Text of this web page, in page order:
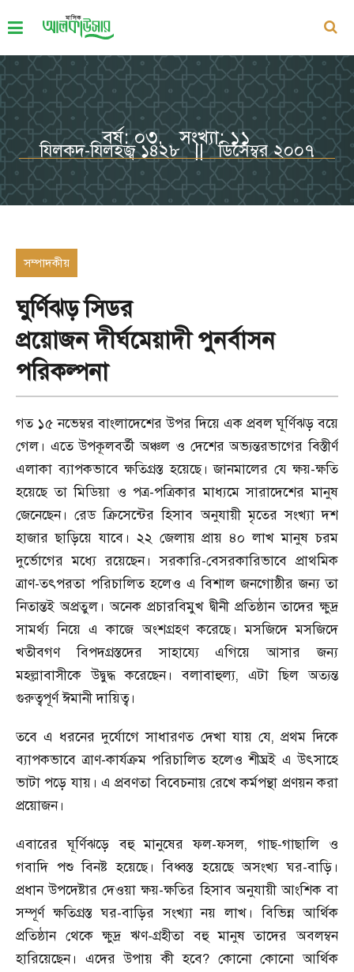
বর্ষ: ০৩, সংখ্যা: ১১
যিলকদ-যিলহজ্ব ১৪২৮ || ডিসেম্বর ২০০৭
সম্পাদকীয়
ঘুর্ণিঝড় সিডর
প্রয়োজন দীর্ঘমেয়াদী পুনর্বাসন
পরিকল্পনা
গত ১৫ নভেম্বর বাংলাদেশের উপর দিয়ে এক প্রবল ঘূর্ণিঝড় বয়ে
গেল। এতে উপকূলবর্তী অঞ্চল ও দেশের অভ্যন্তরভাগের বিস্তীর্ণ
এলাকা ব্যাপকভাবে ক্ষতিগ্রস্ত হয়েছে। জানমালের যে ক্ষয়-ক্ষতি
হয়েছে তা মিডিয়া ও পত্র-পত্রিকার মাধ্যমে সারাদেশের মানুষ
জেনেছেন। রেড ক্রিসেন্টের হিসাব অনুযায়ী মৃতের সংখ্যা দশ
হাজার ছাড়িয়ে যাবে। ২২ জেলায় প্রায় ৪০ লাখ মানুষ চরম
দুর্ভোগের মধ্যে রয়েছেন। সরকারি-বেসরকারিভাবে প্রাথমিক
ত্রাণ-তৎপরতা পরিচালিত হলেও এ বিশাল জনগোষ্ঠীর জন্য তা
নিতান্তই অপ্রতুল। অনেক প্রচারবিমুখ দ্বীনী প্রতিষ্ঠান তাদের ক্ষুদ্র
সামর্থ্য নিয়ে এ কাজে অংশগ্রহণ করেছে। মসজিদে মসজিদে
খতীবগণ বিপদগ্রস্তদের সাহায্যে এগিয়ে আসার জন্য
মহল্লাবাসীকে উদ্বুদ্ধ করেছেন। বলাবাহুল্য, এটা ছিল অত্যন্ত
গুরুত্বপূর্ণ ঈমানী দায়িত্ব।
তবে এ ধরনের দুর্যোগে সাধারণত দেখা যায় যে, প্রথম দিকে
ব্যাপকভাবে ত্রাণ-কার্যক্রম পরিচালিত হলেও শীঘ্রই এ উৎসাহে
ভাটা পড়ে যায়। এ প্রবণতা বিবেচনায় রেখে কর্মপন্থা প্রণয়ন করা
প্রয়োজন।
এবারের ঘূর্ণিঝড়ে বহু মানুষের ফল-ফসল, গাছ-গাছালি ও
গবাদি পশু বিনষ্ট হয়েছে। বিধ্বস্ত হয়েছে অসংখ্য ঘর-বাড়ি।
প্রধান উপদেষ্টার দেওয়া ক্ষয়-ক্ষতির হিসাব অনুযায়ী আংশিক বা
সম্পূর্ণ ক্ষতিগ্রস্ত ঘর-বাড়ির সংখ্যা নয় লাখ। বিভিন্ন আর্থিক
প্রতিষ্ঠান থেকে ক্ষুদ্র ঋণ-গ্রহীতা বহু মানুষ তাদের অবলম্বন
হারিয়েছেন। এদের উপায় কী হবে? কোনো কোনো আর্থিক